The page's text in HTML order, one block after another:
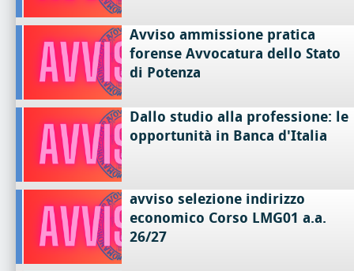
Avviso ammissione pratica
forense Avvocatura dello Stato
di Potenza
Dallo studio alla professione: le
opportunità in Banca d'Italia
avviso selezione indirizzo
economico Corso LMG01 a.a.
26/27